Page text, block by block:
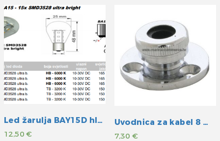
Led žarulja BAY15D hladna
12,50€
Uvodnica za kabel 8 mm
7,30 €